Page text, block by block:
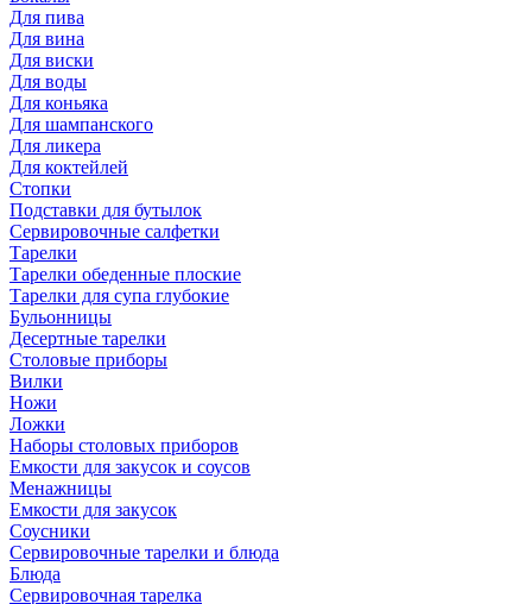
Для пива
Для вина
Для виски
Для воды
Для коньяка
Для шампанского
Для ликера
Для коктейлей
Стопки
Подставки для бутылок
Сервировочные салфетки
Тарелки
Тарелки обеденные плоские
Тарелки для супа глубокие
Бульонницы
Десертные тарелки
Столовые приборы
Вилки
Ножи
Ложки
Наборы столовых приборов
Емкости для закусок и соусов
Менажницы
Емкости для закусок
Соусники
Сервировочные тарелки и блюда
Блюда
Сервировочная тарелка